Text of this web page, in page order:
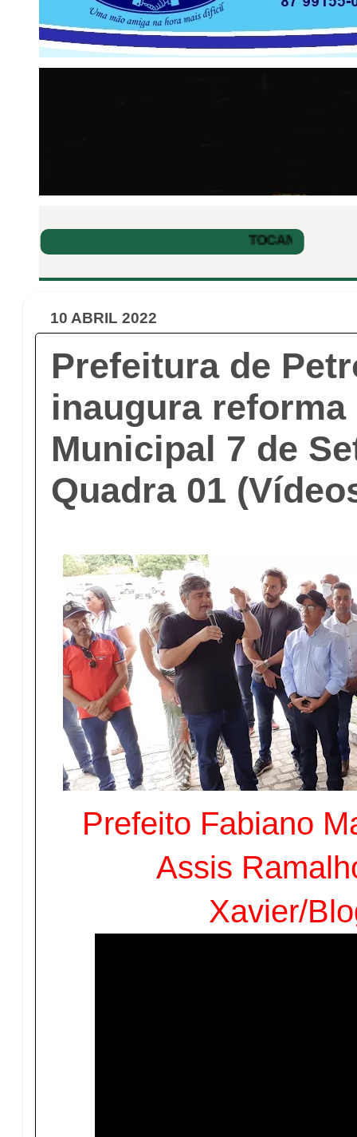
10 ABRIL 2022
Prefeitura de
inaugura reforma
Municipal 7 de
Quadra 01
Prefeito Fabiano
Assis
Xavier/